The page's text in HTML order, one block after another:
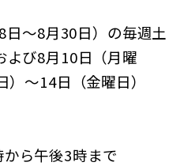
日～8月30日）の毎週土
よび8月10日（月曜
～14日（金曜日）
ら午後3時まで